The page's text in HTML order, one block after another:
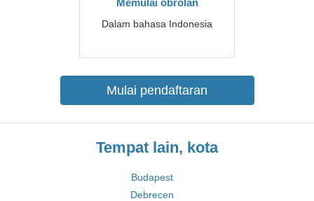
Memulai obrolan
Dalam bahasa Indonesia
Mulai pendaftaran
Tempat lain, kota
Budapest
Debrecen